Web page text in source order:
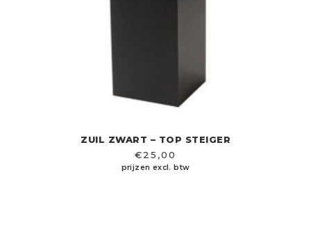
ZUIL ZWART – TOP STEIGER
€25,00
prijzen excl. btw